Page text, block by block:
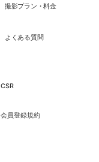
撮影プラン・料金
よくある質問
CSR
会員登録規約